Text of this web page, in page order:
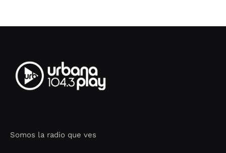
Somos la radio que ves